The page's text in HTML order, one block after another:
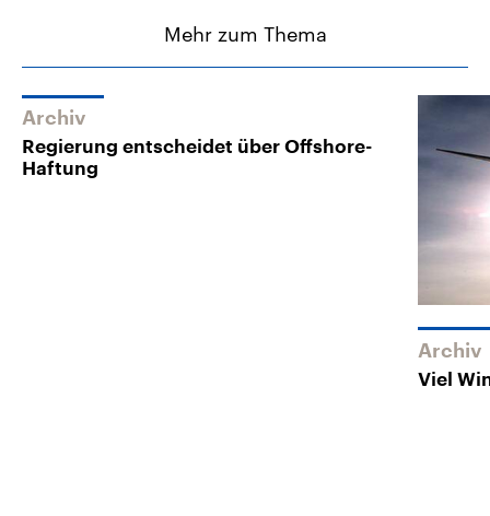
Mehr zum Thema
Archiv
Regierung entscheidet über Offshore-
Haftung
Archiv
Viel